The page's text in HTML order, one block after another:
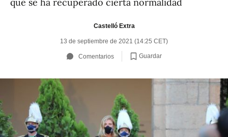
Castelló Extra
13 de septiembre de 2021 (14:25 CET)
Comentarios Guardar